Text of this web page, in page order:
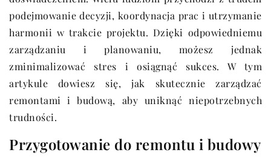
podejmowanie decyzji, koordynacja prac i utrzymanie
harmonii w trakcie projektu. Dzięki odpowiedniemu
zarządzaniu i planowaniu, możesz jednak
zminimalizować stres i osiągnąć sukces. W tym
artykule dowiesz się, jak skutecznie zarządzać
remontami i budową, aby uniknąć niepotrzebnych
trudności.
Przygotowanie do remontu i budowy